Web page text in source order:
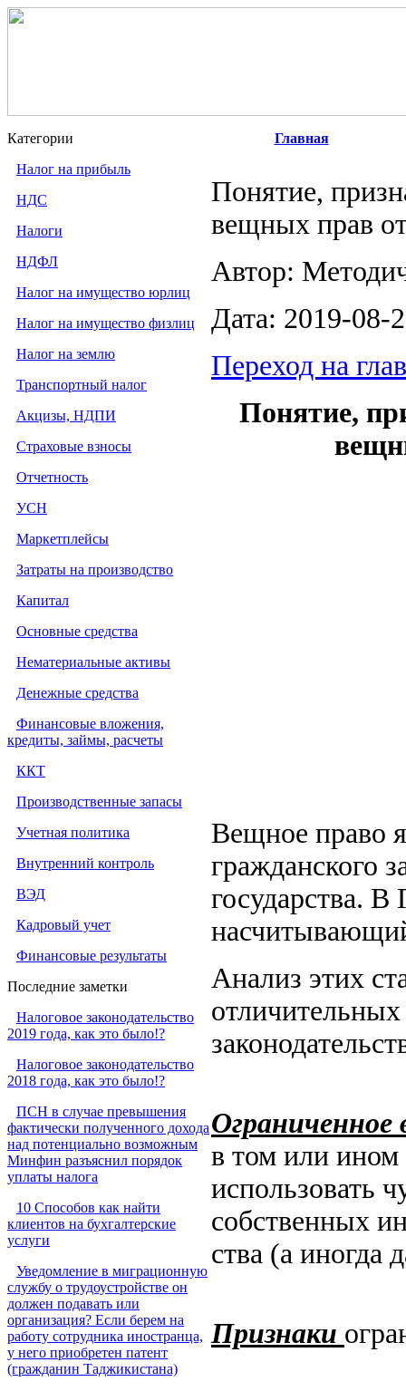
Категории
Налог на прибыль
НДС
Налоги
НДФЛ
Налог на имущество юрлиц
Налог на имущество физлиц
Налог на землю
Транспортный налог
Акцизы, НДПИ
Страховые взносы
Отчетность
УСН
Маркетплейсы
Затраты на производство
Капитал
Основные средства
Нематериальные активы
Денежные средства
Финансовые вложения,
кредиты, займы, расчеты
ККТ
Производственные запасы
Учетная политика
Внутренний контроль
ВЭД
Кадровый учет
Финансовые результаты
Последние заметки
Налоговое законодательство
2019 года, как это было!?
Налоговое законодательство
2018 года, как это было!?
ПСН в случае превышения
фактически полученного дохода
над потенциально возможным
Минфин разъяснил порядок
уплаты налога
10 Способов как найти
клиентов на бухгалтерские
услуги
Уведомление в миграционную
службу о трудоустройстве он
должен подавать или
организация? Если берем на
работу сотрудника иностранца,
у него приобретен патент
(гражданин Таджикистана)
Главная
Понятие,
вещных прав
Автор:
Дата: 2019-08-
Переход на
Понятие,
Вещное право
гражданского
государства.
Анализ этих
Ограниченное
в том или ином
использовать
собственных
ства (а иногда
Признаки